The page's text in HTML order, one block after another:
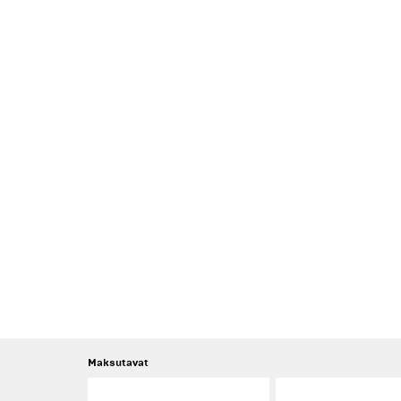
Maksutavat